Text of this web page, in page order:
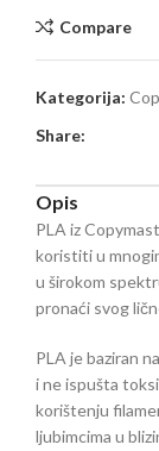
Compare
Kategorija:
Share:
Opis
PLA iz
koristiti u
u širokom
pronaći svog
PLA je baziran
i ne ispušta
korištenju
ljubimcima u